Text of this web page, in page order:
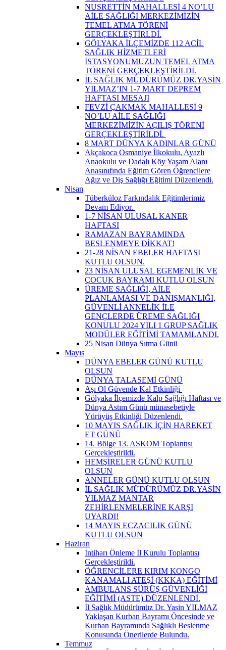
NUSRETTİN MAHALLESİ 4 NO’LU
AİLE SAĞLIĞI MERKEZİMİZİN
TEMEL ATMA TÖRENİ
GERÇEKLEŞTİRLDİ.
GÖLYAKA İLÇEMİZDE 112 ACİL
SAĞLIK HİZMETLERİ
İSTASYONUMUZUN TEMEL ATMA
TÖRENİ GERÇEKLEŞTİRİLDİ.
İL SAĞLIK MÜDÜRÜMÜZ DR.YASİN
YILMAZ’IN 1-7 MART DEPREM
HAFTASI MESAJI
FEVZİ ÇAKMAK MAHALLESİ 9
NO’LU AİLE SAĞLIĞI
MERKEZİMİZİN AÇILIŞ TÖRENİ
GERÇEKLEŞTİRİLDİ. ​
8 MART DÜNYA KADINLAR GÜNÜ
Akçakoca Osmaniye İlkokulu, Ayazlı
Anaokulu ve Dadalı Köy Yaşam Alanı
Anasınıfında Eğitim Gören Öğrencilere
Ağız ve Diş Sağlığı Eğitimi Düzenlendi.
Nisan
Tüberküloz Farkındalık Eğitimlerimiz
Devam Ediyor. ​
1-7 NİSAN ULUSAL KANER
HAFTASI
RAMAZAN BAYRAMINDA
BESLENMEYE DİKKAT!
21-28 NİSAN EBELER HAFTASI
KUTLU OLSUN.
23 NİSAN ULUSAL EGEMENLİK VE
ÇOCUK BAYRAMI KUTLU OLSUN
ÜREME SAĞLIĞI, AİLE
PLANLAMASI VE DANIŞMANLIĞI,
GÜVENLİ ANNELİK İLE
GENÇLERDE ÜREME SAĞLIĞI
KONULU 2024 YILI 1 GRUP SAĞLIK
MODÜLER EĞİTİMİ TAMAMLANDI.
25 Nisan Dünya Sıtma Günü
Mayıs
DÜNYA EBELER GÜNÜ KUTLU
OLSUN
DÜNYA TALASEMİ GÜNÜ
Aşı Ol Güvende Kal Etkinliği ​
Gölyaka İlçemizde Kalp Sağlığı Haftası ve
Dünya Astım Günü münasebetiyle
Yürüyüş Etkinliği Düzenlendi.
10 MAYIS SAĞLIK İÇİN HAREKET
ET GÜNÜ
14. Bölge 13. ASKOM Toplantısı
Gerçekleştirildi.
HEMŞİRELER GÜNÜ KUTLU
OLSUN
ANNELER GÜNÜ KUTLU OLSUN
İL SAĞLIK MÜDÜRÜMÜZ DR.YASİN
YILMAZ MANTAR
ZEHİRLENMELERİNE KARŞI
UYARDI!
14 MAYIS ECZACILIK GÜNÜ
KUTLU OLSUN
Haziran
İntiharı Önleme İl Kurulu Toplantısı
Gerçekleştirildi.
ÖĞRENCİLERE KIRIM KONGO
KANAMALI ATEŞİ (KKKA) EĞİTİMİ
AMBULANS SÜRÜŞ GÜVENLİĞİ
EĞİTİMİ (ASTE) DÜZENLENDİ.
İl Sağlık Müdürümüz Dr. Yasin YILMAZ
Yaklaşan Kurban Bayramı Öncesinde ve
Kurban Bayramında Sağlıklı Beslenme
Konusunda Önerilerde Bulundu.
Temmuz